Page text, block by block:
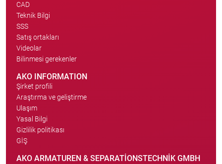
CAD
Teknik Bilgi
SSS
Satış ortakları
Videolar
Bilinmesi gerekenler
AKO INFORMATION
Şirket profili
Araştırma ve geliştirme
Ulaşım
Yasal Bilgi
Gizlilik politikası
GİŞ
AKO ARMATUREN & SEPARATIONSTECHNIK GMBH